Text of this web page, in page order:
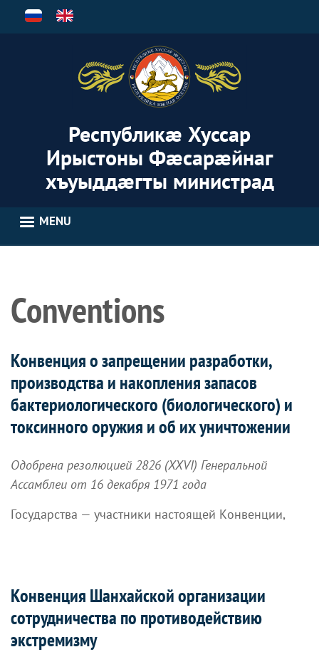
Республикæ Хуссар
Ирыстоны Фæсарæйнаг
хъуыддæгты министрад
MENU
Conventions
Конвенция о запрещении разработки,
производства и накопления запасов
бактериологического (биологического) и
токсинного оружия и об их уничтожении
Одобрена резолюцией 2826 (XXVI) Генеральной
Ассамблеи от 16 декабря 1971 года
Государства — участники настоящей Kонвенции,
Конвенция Шанхайской организации
сотрудничества по противодействию
экстремизму